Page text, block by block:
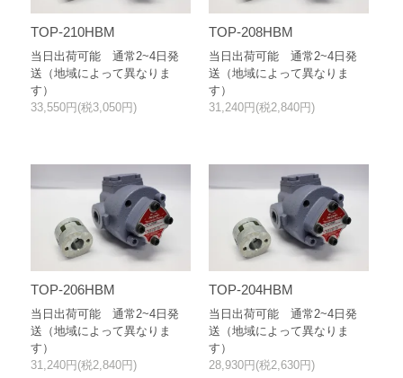
TOP-210HBM
当日出荷可能 通常2~4日発
送（地域によって異なりま
す）
33,550円(税3,050円)
TOP-208HBM
当日出荷可能 通常2~4日発
送（地域によって異なりま
す）
31,240円(税2,840円)
TOP-206HBM
当日出荷可能 通常2~4日発
送（地域によって異なりま
す）
31,240円(税2,840円)
TOP-204HBM
当日出荷可能 通常2~4日発
送（地域によって異なりま
す）
28,930円(税2,630円)